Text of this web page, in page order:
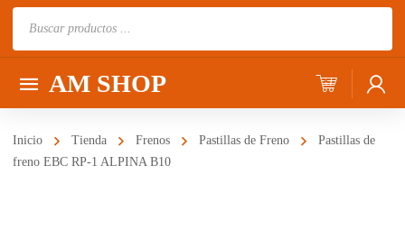
AM SHOP
Inicio Tienda Frenos Pastillas de Freno
Pastillas de
freno EBC RP-1 ALPINA B10